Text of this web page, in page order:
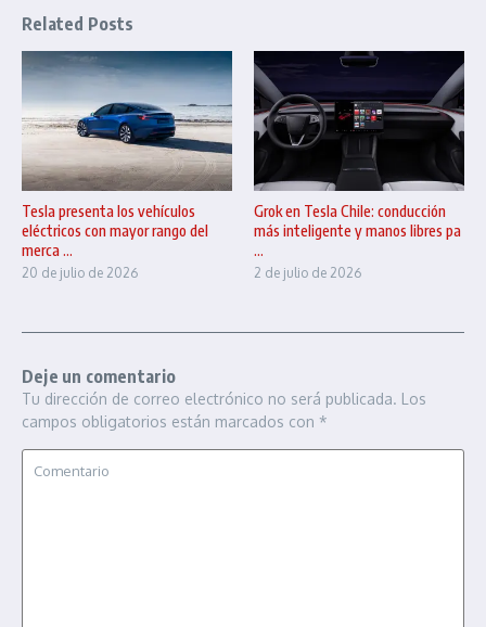
Related Posts
Tesla presenta los vehículos
eléctricos con mayor rango del
merca ...
20 de julio de 2026
Grok en Tesla Chile: conducción
más inteligente y manos libres pa
...
2 de julio de 2026
Deje un comentario
Tu dirección de correo electrónico no será publicada. Los
campos obligatorios están marcados con *